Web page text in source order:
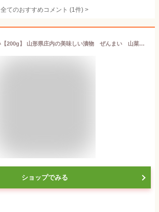
全てのおすすめコメント (1件) >
国産ぜんまい【200g】 山形県庄内の美味しい漬物 ぜんまい 山菜 鶴岡産 おひたし 水煮
ショップでみる